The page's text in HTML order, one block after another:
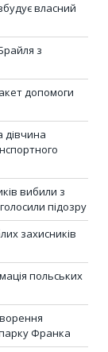
власний
з
допомоги
дівчина
вибили з
підозру
захисників
польських
Франка